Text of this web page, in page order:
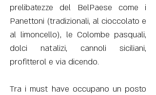
prelibatezze del BelPaese come i
Panettoni (tradizionali, al cioccolato e
al limoncello), le Colombe pasquali,
dolci natalizi, cannoli siciliani,
profitterol e via dicendo.
Tra i must have occupano un posto